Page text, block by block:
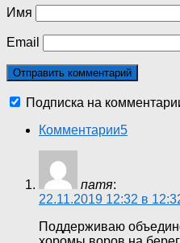
Имя
Email
Подписка на
Комментарии5
патя:
22.11.2019 12:32 в
Поддерживаю